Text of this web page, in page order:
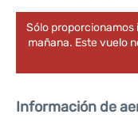
Sólo
mañana. Este vuelo
Información de